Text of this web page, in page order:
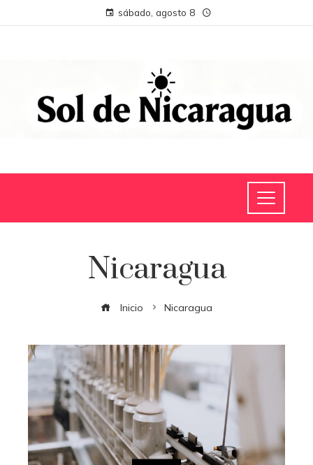
sábado, agosto 8
Nicaragua
Inicio Nicaragua